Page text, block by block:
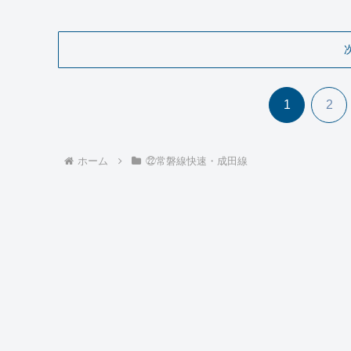
1 2
ホーム ㉒常磐線快速・成田線